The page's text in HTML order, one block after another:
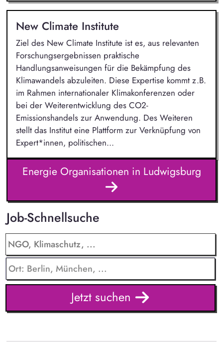
New Climate Institute
Ziel des New Climate Institute ist es, aus relevanten
Forschungsergebnissen praktische
Handlungsanweisungen für die Bekämpfung des
Klimawandels abzuleiten. Diese Expertise kommt z.B.
im Rahmen internationaler Klimakonferenzen oder
bei der Weiterentwicklung des CO2-
Emissionshandels zur Anwendung. Des Weiteren
stellt das Institut eine Plattform zur Verknüpfung von
Expert*innen, politischen...
Energie Organisationen in Ludwigsburg
Job-Schnellsuche
Jetzt suchen